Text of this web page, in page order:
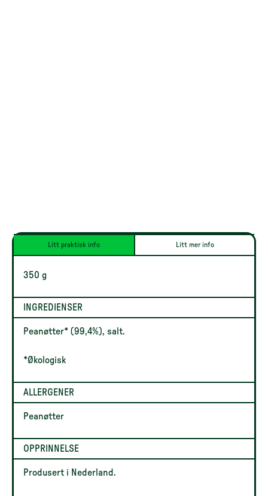
Litt praktisk info Litt mer info
350 g
INGREDIENSER
Peanøtter* (99,4%), salt.
*Økologisk
ALLERGENER
Peanøtter
OPPRINNELSE
Produsert i Nederland.